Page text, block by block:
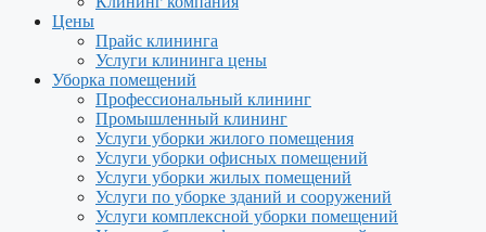
Цены
Прайс клининга
Услуги клининга цены
Уборка помещений
Профессиональный клининг
Промышленный клининг
Услуги уборки жилого помещения
Услуги уборки офисных помещений
Услуги уборки жилых помещений
Услуги по уборке зданий и сооружений
Услуги комплексной уборки помещений